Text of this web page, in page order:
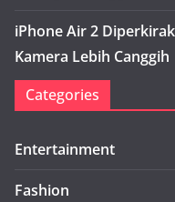
iPhone Air 2
Kamera Lebih Canggih
Categories
Entertainment
Fashion